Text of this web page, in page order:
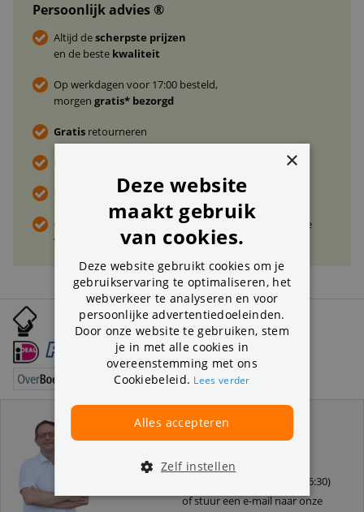
Persoonlijk advies ®
Altijd descherpste prijzen
en de beste kwaliteit
Op werkdagen voor 17:00 besteld,
morgen gratis* bezorgd
Gratis retourneren
of chat
beste dealmaken? Vraag naarjouw korting
eenplaatsingsplan
ter waarde
van € 69,-
Uitgebreid betaalgemak:
Advies nodig?
Bel 31 (0) 78 641 64 10
(bereikbaar tussen 9:30 - 16:30)
of stuur een e-mail naar onze
×
Deze website
maakt gebruik
van cookies.
Deze website gebruikt cookies om je
gebruikservaring te optimaliseren, het
webverkeer te analyseren en voor
persoonlijke advertentiedoeleinden.
Door onze website te gebruiken, stem
je in met alle cookies in
overeenstemming met ons
Cookiebeleid. Lees verder
Alles accepteren
Zelf instellen